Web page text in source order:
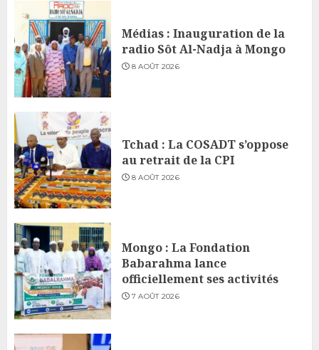
Médias : Inauguration de la
radio Sôt Al-Nadja à Mongo
8 AOÛT 2026
Tchad : La COSADT s’oppose
au retrait de la CPI
8 AOÛT 2026
Mongo : La Fondation
Babarahma lance
officiellement ses activités
7 AOÛT 2026